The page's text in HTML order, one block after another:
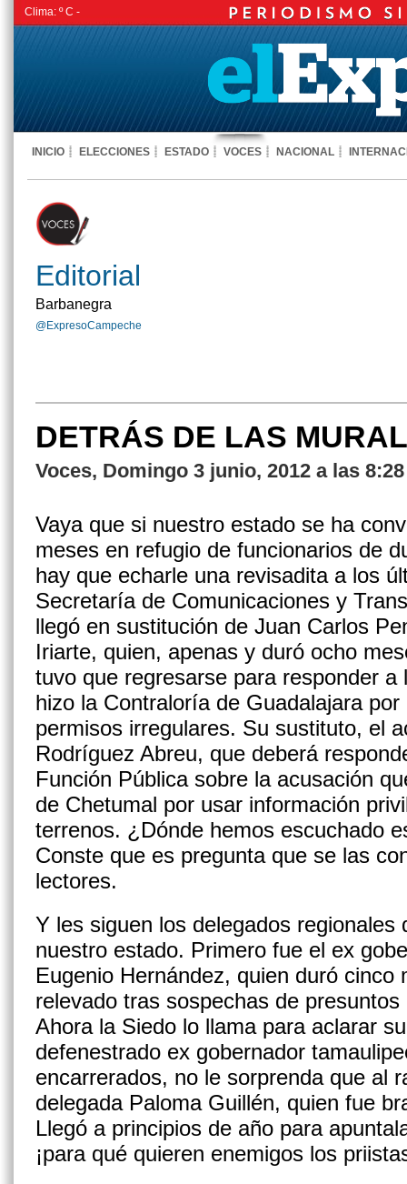
Clima: º C -
INICIO ELECCIONES ESTADO VOCES NACIONAL
Editorial
Barbanegra
@ExpresoCampeche
DETRÁS DE LAS
Voces, Domingo 3 junio, 2012 a las
Vaya que si nuestro estado se ha
meses en refugio de funcionarios de
hay que echarle una revisadita a los
Secretaría de Comunicaciones y
llegó en sustitución de Juan Carlos
Iriarte, quien, apenas y duró ocho
tuvo que regre­sarse para responder a
hizo la Contraloría de Guadalajara
permisos irregulares. Su sustituto, el
Rodríguez Abreu, que deberá
Función Pública sobre la acusación
de Chetumal por usar informa­ción
terrenos. ¿Dónde hemos escuchado
Conste que es pre­gunta que se las
lectores.
Y les siguen los delegados regionales
nuestro estado. Primero fue el ex
Eugenio Hernández, quien duró cinco
relevado tras sospechas de
Ahora la Siedo lo llama para aclarar
defenestrado ex gobernador
encarrerados, no le sorprenda que al
delegada Paloma Guillén, quien fue
Llegó a principios de año para
¡para qué quieren enemigos los